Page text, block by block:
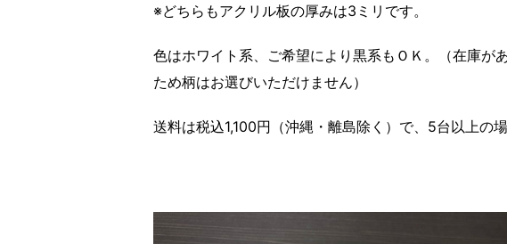
※どちらもアクリル板の厚みは3ミリです。
色はホワイト系、ご希望により黒系もＯＫ。（在庫が
ため柄はお選びいただけません）
送料は税込1,100円（沖縄・離島除く）で、5台以上の場